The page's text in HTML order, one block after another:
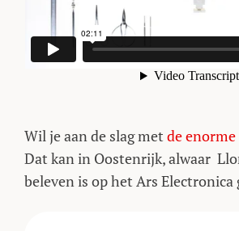
Wil je aan de slag met de enorme
Dat kan in Oostenrijk, alwaar
beleven is op het Ars